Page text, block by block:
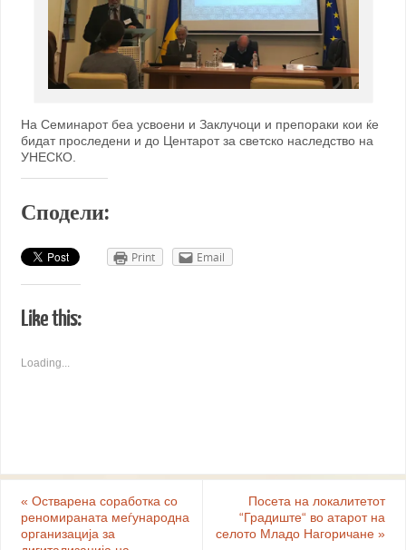
На Семинарот беа усвоени и Заклучоци и препораки кои ќе
бидат проследени и до Центарот за светско наследство на
УНЕСКО.
Сподели:
Print Email
Like this:
Loading...
« Остварена соработка со
реномираната меѓународна
организација за
Посета на локалитетот
“Градиште“ во атарот на
селото Младо Нагоричане»